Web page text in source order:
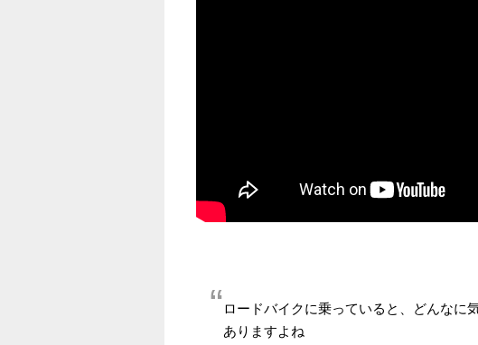
ロードバイクに乗っていると、どんなに
ありますよね